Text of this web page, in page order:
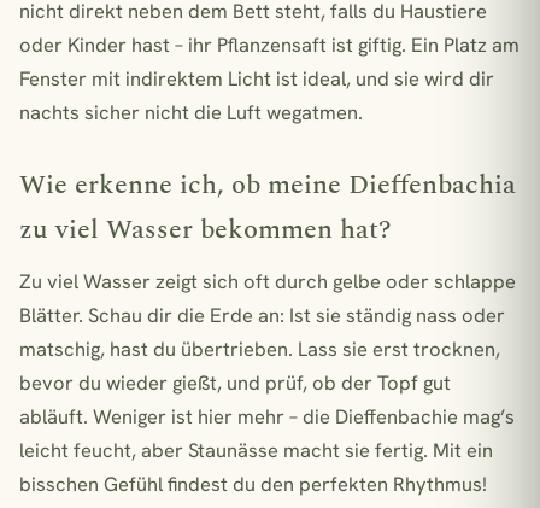
nicht direkt neben dem Bett steht, falls du Haustiere
oder Kinder hast – ihr Pflanzensaft ist giftig. Ein Platz am
Fenster mit indirektem Licht ist ideal, und sie wird dir
nachts sicher nicht die Luft wegatmen.
Wie erkenne ich, ob meine Dieffenbachia
zu viel Wasser bekommen hat?
Zu viel Wasser zeigt sich oft durch gelbe oder schlappe
Blätter. Schau dir die Erde an: Ist sie ständig nass oder
matschig, hast du übertrieben. Lass sie erst trocknen,
bevor du wieder gießt, und prüf, ob der Topf gut
abläuft. Weniger ist hier mehr – die Dieffenbachie mag’s
leicht feucht, aber Staunässe macht sie fertig. Mit ein
bisschen Gefühl findest du den perfekten Rhythmus!